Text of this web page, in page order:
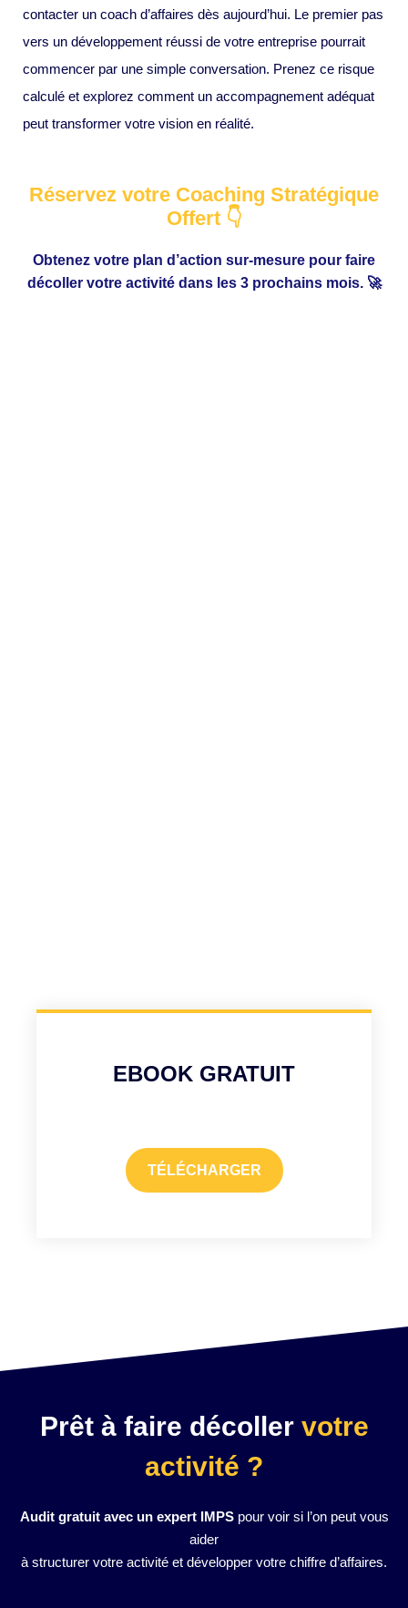
contacter un coach d’affaires dès aujourd’hui. Le premier pas
vers un développement réussi de votre entreprise pourrait
commencer par une simple conversation. Prenez ce risque
calculé et explorez comment un accompagnement adéquat
peut transformer votre vision en réalité.
Réservez votre Coaching Stratégique
Offert 👇
Obtenez votre plan d’action sur-mesure pour faire
décoller votre activité dans les 3 prochains mois. 🚀
EBOOK GRATUIT
TÉLÉCHARGER
Prêt à faire décoller votre
activité ?
Audit gratuit avec un expert IMPSpour voir si l’on peut vous
aider
à structurer votre activité et développer votre chiffre d’affaires.